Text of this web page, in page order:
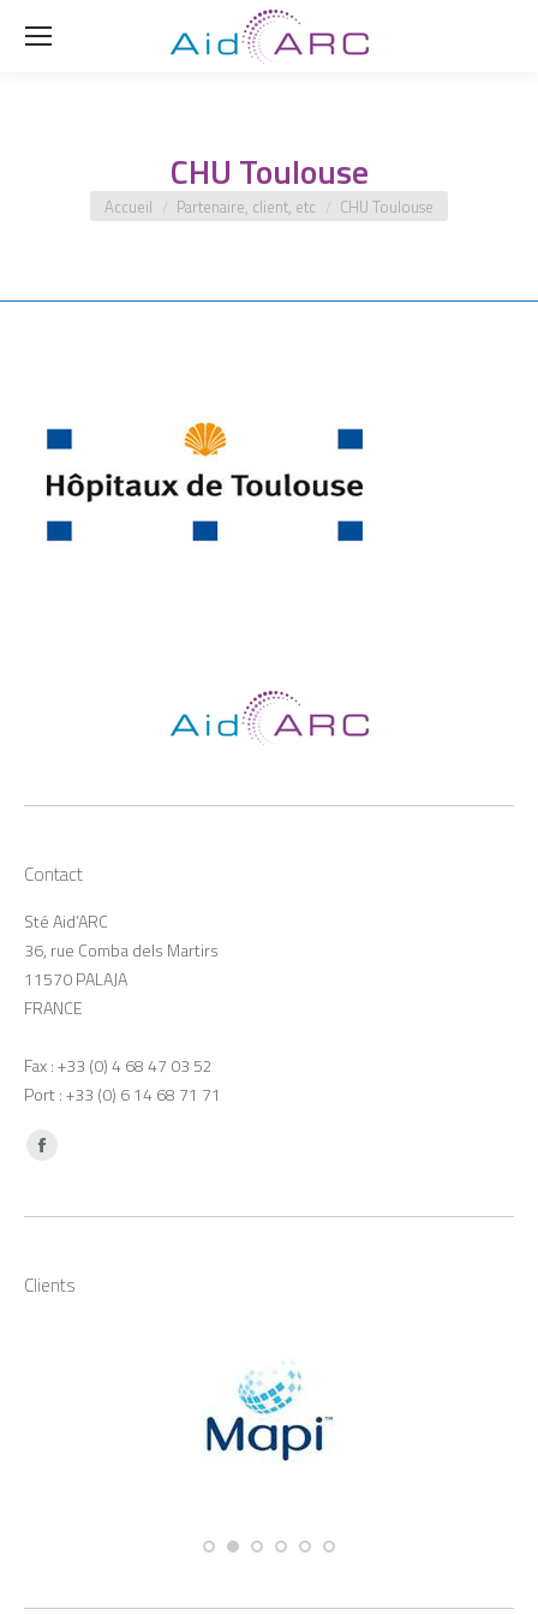
CHU Toulouse
Vous êtes ici :
Accueil Partenaire, client, etc CHU Toulouse
Contact
Sté Aid’ARC
36, rue Comba dels Martirs
11570 PALAJA
FRANCE
Fax : +33 (0) 4 68 47 03 52
Port : +33 (0) 6 14 68 71 71
Trouvez nous sur :
Facebook
Clients